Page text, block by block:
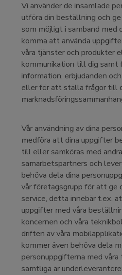
Vi använder de insamlade
utföra din beställning och
som möjligt i samband med
komma att använda
våra tjänster och produkter
kommunikation till dig samt
information, erbjudanden
eller för att ställa frågor till
Vår användning av dina
medföra att dina uppgifter
till eller samköras med
samarbetspartners och
behöva dela dina
vår företagsgrupp för att ge
service, detta innebär t.ex.
uppgifter med våra
koncernen och våra
driften av våra
kommer även behöva dela
personuppgifterna med våra
samtliga är